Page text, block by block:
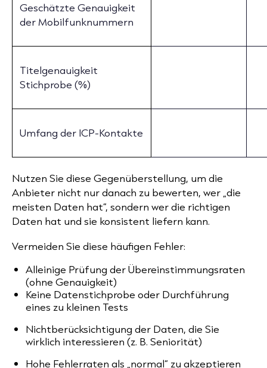
Geschätzte Genauigkeit
der Mobilfunknummern
Titelgenauigkeit
Stichprobe (%)
Umfang der ICP-Kontakte
Nutzen Sie diese Gegenüberstellung, um die
Anbieter nicht nur danach zu bewerten, wer „die
meisten Daten hat“, sondern wer die richtigen
Daten hat und sie konsistent liefern kann.
Vermeiden Sie diese häufigen Fehler:
Alleinige Prüfung der Übereinstimmungsraten
(ohne Genauigkeit)
Keine Datenstichprobe oder Durchführung
eines zu kleinen Tests
Nichtberücksichtigung der Daten, die Sie
wirklich interessieren (z. B. Seniorität)
Hohe Fehlerraten als „normal“ zu akzeptieren